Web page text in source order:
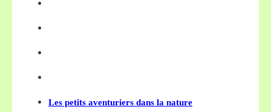
Les petits aventuriers dans la nature